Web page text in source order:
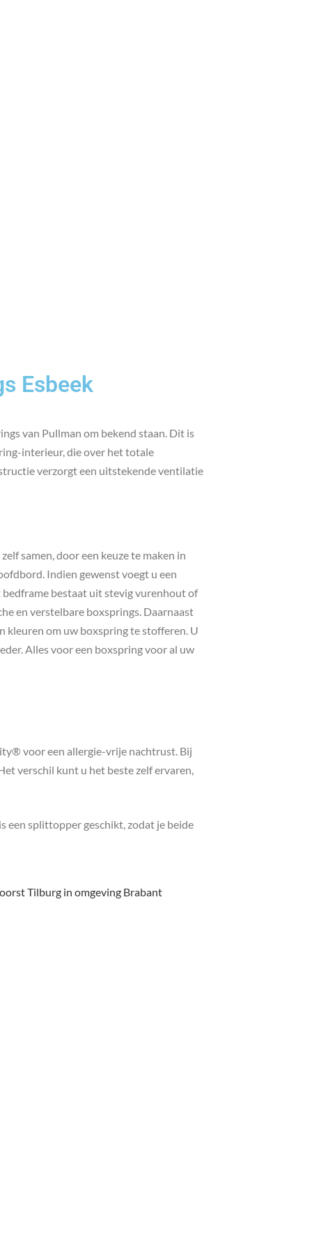
Esbeek
van Pullman om bekend staan. Dit is
interieur, die over het totale
verzorgt een uitstekende ventilatie
samen, door een keuze te maken in
Indien gewenst voegt u een
bestaat uit stevig vurenhout of
en verstelbare boxsprings. Daarnaast
kleuren om uw boxspring te stofferen. U
Alles voor een boxspring voor al uw
voor een allergie-vrije nachtrust. Bij
verschil kunt u het beste zelf ervaren,
een splittopper geschikt, zodat je beide